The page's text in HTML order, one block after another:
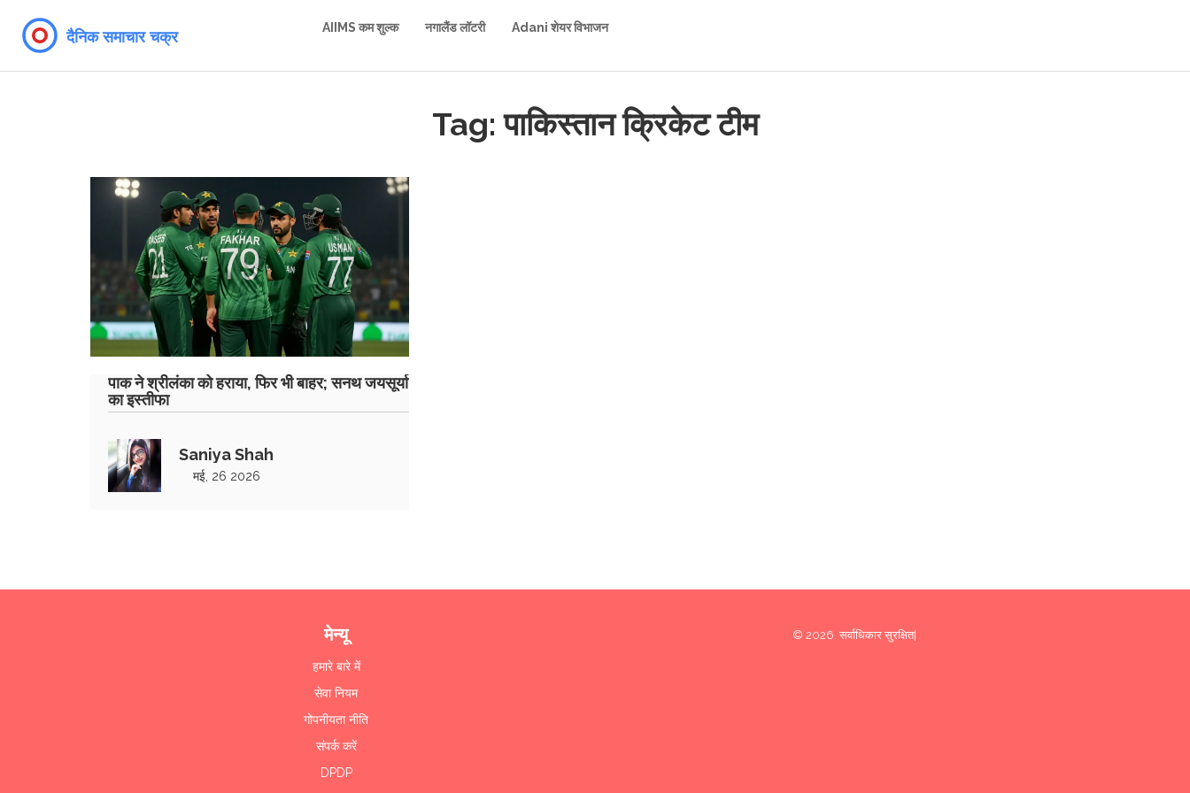
AIIMS कम शुल्क नगालैंड लॉटरी Adani शेयर विभाजन
Tag: पाकिस्तान क्रिकेट टीम
पाक ने श्रीलंका को हराया, फिर भी बाहर; सनथ जयसूर्या
का इस्तीफा
Saniya Shah
मई, 26 2026
मेन्यू
हमारे बारे में
सेवा नियम
गोपनीयता नीति
संपर्क करें
DPDP
© 2026. सर्वाधिकार सुरक्षित|